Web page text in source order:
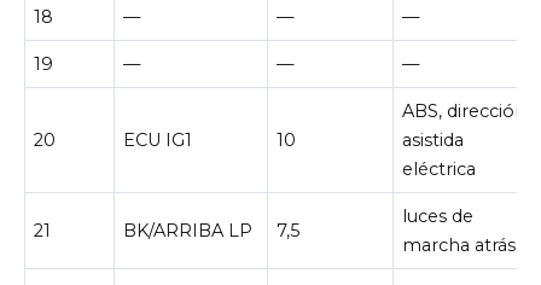
18 — — —
19 — — —
20 ECU IG1 10
ABS, dirección
asistida
eléctrica
21 BK/ARRIBA LP 7,5
luces de
marcha atrás